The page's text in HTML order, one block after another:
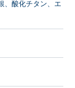
、酸化チタン、エ